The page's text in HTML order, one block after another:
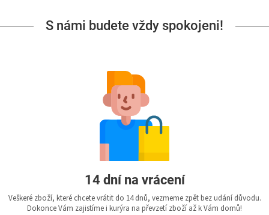
S námi budete vždy spokojeni!
14 dní na vrácení
Veškeré zboží, které chcete vrátit do 14 dnů, vezmeme zpět bez udání důvodu.
Dokonce Vám zajistíme i kurýra na převzetí zboží až k Vám domů!